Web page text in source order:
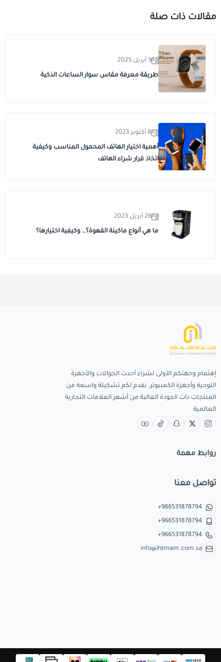
مقالات ذات صلة
9 أبريل 2025
طريقة معرفة مقاس سوار الساعات الذكية
8 أكتوبر 2023
أهمية اختيار الهاتف المحمول المناسب وكيفية
اتخاذ قرار شراء الهاتف
26 أبريل 2023
ما هي أنواع ماكينة القهوة؟… وكيفية اختيارها؟
إهتمام وجهتكم الأولى لشراء أحدث الجوالات والأجهزة
اللوحية وأجهزة الكمبيوتر. نقدم لكم تشكيلة واسعة من
المنتجات ذات الجودة العالية من أشهر العلامات التجارية
العالمية
روابط مهمة
تواصل معنا
+966531878794
+966531878794
+966531878794
info@ihtmam.com.sa